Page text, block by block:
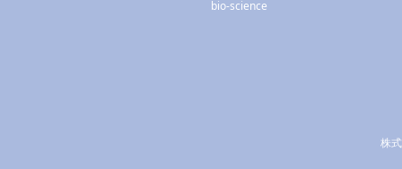
bio-science
株